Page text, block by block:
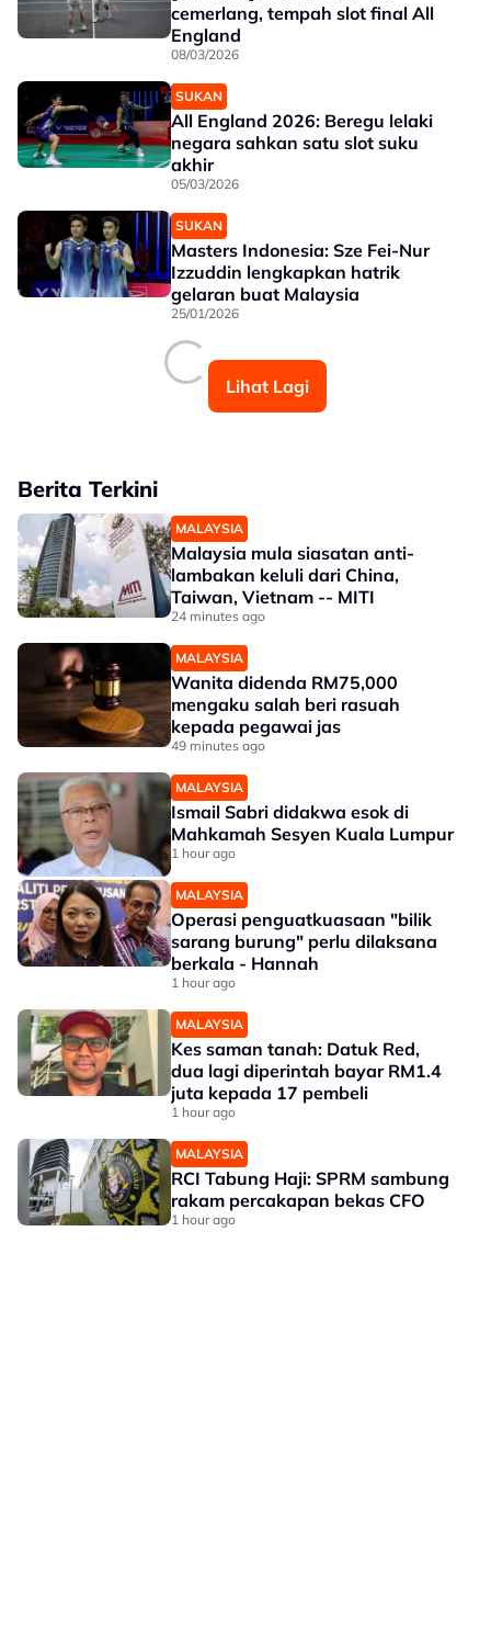
cemerlang, tempah slot final All
England
08/03/2026
SUKAN
All England 2026: Beregu lelaki
negara sahkan satu slot suku
akhir
05/03/2026
SUKAN
Masters Indonesia: Sze Fei-Nur
Izzuddin lengkapkan hatrik
gelaran buat Malaysia
25/01/2026
Lihat Lagi
Berita Terkini
MALAYSIA
Malaysia mula siasatan anti-
lambakan keluli dari China,
Taiwan, Vietnam -- MITI
24 minutes ago
MALAYSIA
Wanita didenda RM75,000
mengaku salah beri rasuah
kepada pegawai jas
49 minutes ago
MALAYSIA
Ismail Sabri didakwa esok di
Mahkamah Sesyen Kuala Lumpur
1 hour ago
MALAYSIA
Operasi penguatkuasaan "bilik
sarang burung" perlu dilaksana
berkala - Hannah
1 hour ago
MALAYSIA
Kes saman tanah: Datuk Red,
dua lagi diperintah bayar RM1.4
juta kepada 17 pembeli
1 hour ago
MALAYSIA
RCI Tabung Haji: SPRM sambung
rakam percakapan bekas CFO
1 hour ago